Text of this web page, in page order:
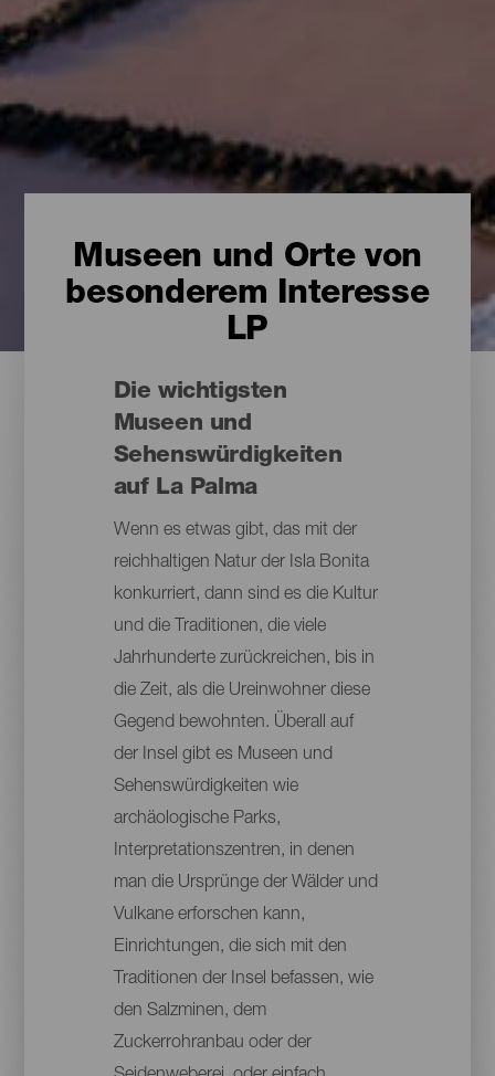
Museen und Orte von
besonderem Interesse
LP
Die wichtigsten
Museen und
Sehenswürdigkeiten
auf La Palma
Wenn es etwas gibt, das mit der
reichhaltigen Natur der Isla Bonita
konkurriert, dann sind es die Kultur
und die Traditionen, die viele
Jahrhunderte zurückreichen, bis in
die Zeit, als die Ureinwohner diese
Gegend bewohnten. Überall auf
der Insel gibt es Museen und
Sehenswürdigkeiten wie
archäologische Parks,
Interpretationszentren, in denen
man die Ursprünge der Wälder und
Vulkane erforschen kann,
Einrichtungen, die sich mit den
Traditionen der Insel befassen, wie
den Salzminen, dem
Zuckerrohranbau oder der